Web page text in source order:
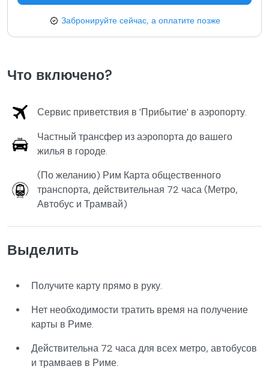
Что включено?
Сервис приветствия в 'Прибытие' в аэропорту.
Частный трансфер из аэропорта до вашего
жилья в городе.
(По желанию) Рим Карта общественного
транспорта, действительная 72 часа (Метро,
Автобус и Трамвай)
Выделить
Получите карту прямо в руку.
Нет необходимости тратить время на получение
карты в Риме.
Действительна 72 часа для всех метро, автобусов
и трамваев в Риме.
Забронируйте сейчас, а оплатите позже